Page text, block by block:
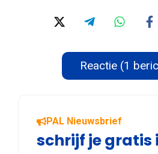
Reactie (1
PAL Nieuwsbrief
schrijf je gratis